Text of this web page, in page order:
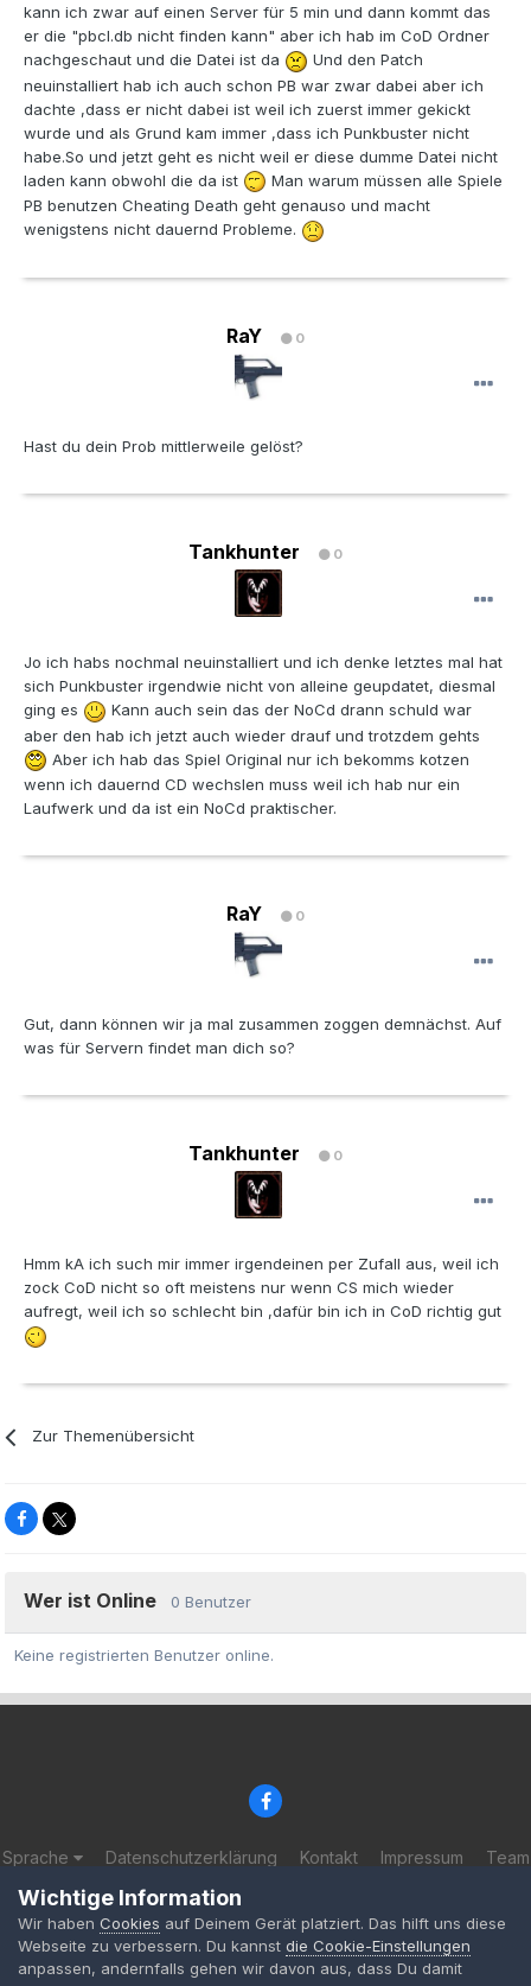
kann ich zwar auf einen Server für 5 min und dann kommt das
er die "pbcl.db nicht finden kann" aber ich hab im CoD Ordner
nachgeschaut und die Datei ist da
Und den Patch
neuinstalliert hab ich auch schon PB war zwar dabei aber ich
dachte ,dass er nicht dabei ist weil ich zuerst immer gekickt
wurde und als Grund kam immer ,dass ich Punkbuster nicht
habe.So und jetzt geht es nicht weil er diese dumme Datei nicht
laden kann obwohl die da ist
Man warum müssen alle Spiele
PB benutzen Cheating Death geht genauso und macht
wenigstens nicht dauernd Probleme.
RaY 0
Hast du dein Prob mittlerweile gelöst?
Tankhunter 0
Jo ich habs nochmal neuinstalliert und ich denke letztes mal hat
sich Punkbuster irgendwie nicht von alleine geupdatet, diesmal
ging es
Kann auch sein das der NoCd drann schuld war
aber den hab ich jetzt auch wieder drauf und trotzdem gehts
Aber ich hab das Spiel Original nur ich bekomms kotzen
wenn ich dauernd CD wechslen muss weil ich hab nur ein
Laufwerk und da ist ein NoCd praktischer.
RaY 0
Gut, dann können wir ja mal zusammen zoggen demnächst. Auf
was für Servern findet man dich so?
Tankhunter 0
Hmm kA ich such mir immer irgendeinen per Zufall aus, weil ich
zock CoD nicht so oft meistens nur wenn CS mich wieder
aufregt, weil ich so schlecht bin ,dafür bin ich in CoD richtig gut
Zur Themenübersicht
Wer ist Online 0 Benutzer
Keine registrierten Benutzer online.
Sprache Datenschutzerklärung Kontakt Impressum Team
© 2002-2025 BF-Games.net
Powered by Invision Community
Wichtige Information
Wir haben Cookies auf Deinem Gerät platziert. Das hilft uns diese
Webseite zu verbessern. Du kannst die Cookie-Einstellungen
anpassen, andernfalls gehen wir davon aus, dass Du damit